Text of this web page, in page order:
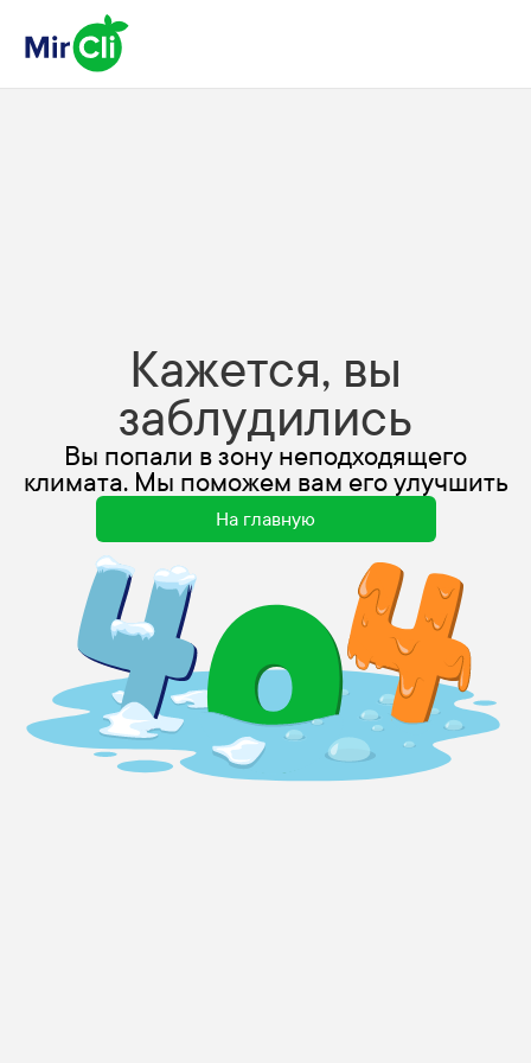
Кажется, вы
заблудились
Вы попали в зону неподходящего
климата. Мы поможем вам его улучшить
На главную